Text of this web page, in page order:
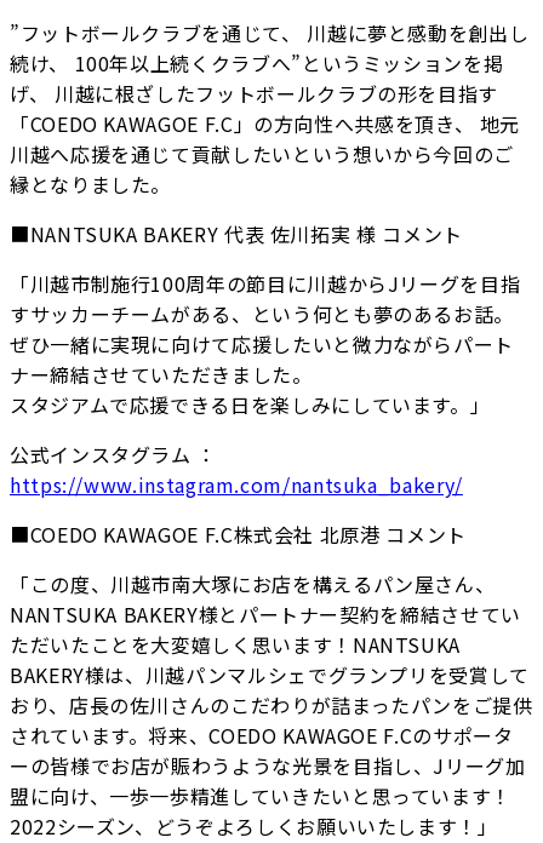
”フットボールクラブを通じて、 川越に夢と感動を創出し
続け、 100年以上続くクラブへ”というミッションを掲
げ、 川越に根ざしたフットボールクラブの形を目指す
「COEDO KAWAGOE F.C」の方向性へ共感を頂き、 地元
川越へ応援を通じて貢献したいという想いから今回のご
縁となりました。
■NANTSUKA BAKERY 代表 佐川拓実 様 コメント
「川越市制施行100周年の節目に川越からJリーグを目指
すサッカーチームがある、という何とも夢のあるお話。
ぜひ一緒に実現に向けて応援したいと微力ながらパート
ナー締結させていただきました。
スタジアムで応援できる日を楽しみにしています。」
公式インスタグラム ：
https://www.instagram.com/nantsuka_bakery/
■COEDO KAWAGOE F.C株式会社 北原港 コメント
「この度、川越市南大塚にお店を構えるパン屋さん、
NANTSUKA BAKERY様とパートナー契約を締結させてい
ただいたことを大変嬉しく思います！NANTSUKA
BAKERY様は、川越パンマルシェでグランプリを受賞して
おり、店長の佐川さんのこだわりが詰まったパンをご提供
されています。将来、COEDO KAWAGOE F.Cのサポータ
ーの皆様でお店が賑わうような光景を目指し、Jリーグ加
盟に向け、一歩一歩精進していきたいと思っています！
2022シーズン、どうぞよろしくお願いいたします！」